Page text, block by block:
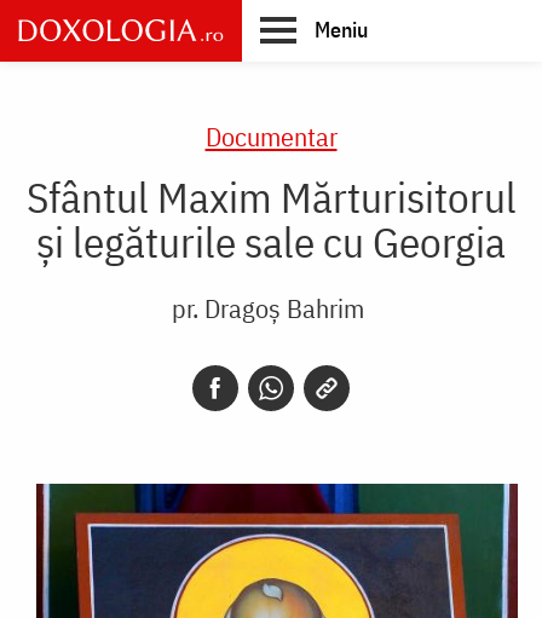
Skip
to
main
Meniu
Documentar
Sfântul Maxim Mărturisitorul
și legăturile sale cu Georgia
pr. Dragoș Bahrim